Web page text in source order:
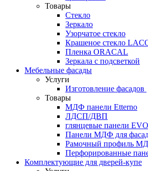
Товары
Стекло
Зеркало
Узорчатое стекло
Крашеное стекло
Пленка ORACAL
Зеркала с подсветкой
Мебельные фасады
Услуги
Изготовление фасадов
Товары
МДФ панели Etterno
ЛДСП/ДВП
глянцевые панели
Панели МДФ для
Рамочный профиль
Перфорированные
Комплектующие для дверей-купе